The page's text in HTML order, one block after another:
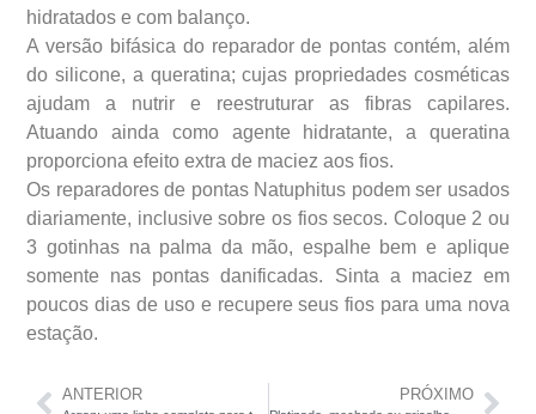
hidratados e com balanço.
A versão bifásica do reparador de pontas contém, além
do silicone, a queratina; cujas propriedades cosméticas
ajudam a nutrir e reestruturar as fibras capilares.
Atuando ainda como agente hidratante, a queratina
proporciona efeito extra de maciez aos fios.
Os reparadores de pontas Natuphitus podem ser usados
diariamente, inclusive sobre os fios secos. Coloque 2 ou
3 gotinhas na palma da mão, espalhe bem e aplique
somente nas pontas danificadas. Sinta a maciez em
poucos dias de uso e recupere seus fios para uma nova
estação.
ANTERIOR PRÓXIMO